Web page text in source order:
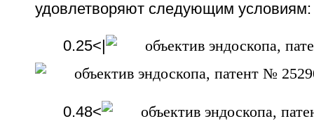
удовлетворяют следующим условиям:
0.25<|
0.48<